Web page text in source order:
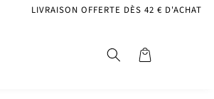
LIVRAISON OFFERTE DÈS 42 € D'ACHAT
Panier